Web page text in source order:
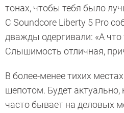
тонах, чтобы тебя было
С Soundcore Liberty 5 Pro
дважды одергивали: «А что
Слышимость отличная,
В более-менее тихих
шепотом. Будет актуально,
часто бывает на деловых